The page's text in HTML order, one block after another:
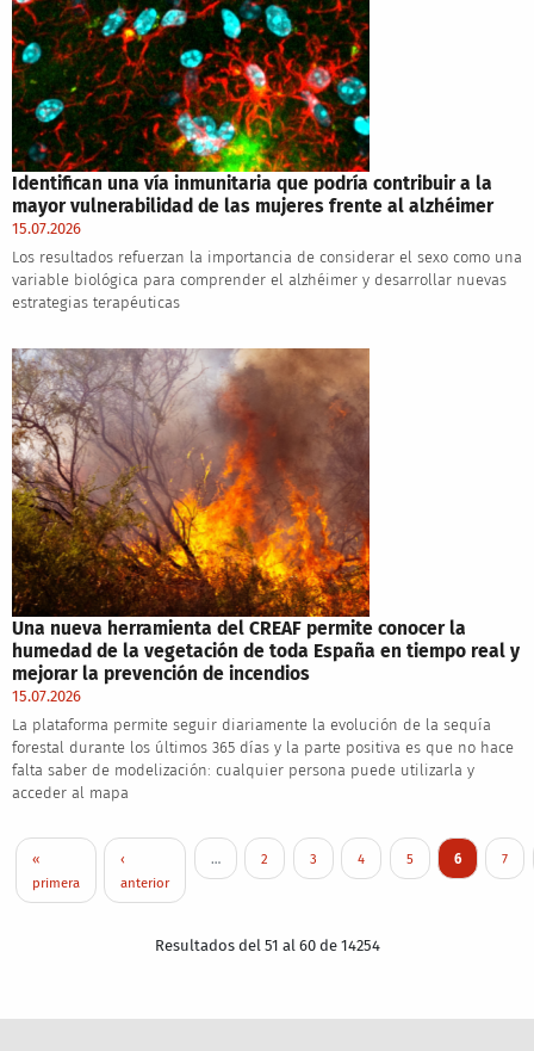
Identifican una vía inmunitaria que podría contribuir a la
mayor vulnerabilidad de las mujeres frente al alzhéimer
15.07.2026
Los resultados refuerzan la importancia de considerar el sexo como una
variable biológica para comprender el alzhéimer y desarrollar nuevas
estrategias terapéuticas
Una nueva herramienta del CREAF permite conocer la
humedad de la vegetación de toda España en tiempo real y
mejorar la prevención de incendios
15.07.2026
La plataforma permite seguir diariamente la evolución de la sequía
forestal durante los últimos 365 días y la parte positiva es que no hace
falta saber de modelización: cualquier persona puede utilizarla y
acceder al mapa
Paginación
Primera página
«
primera
Página anterior
‹
anterior
… Page
2 Page
3 Page
4 Page
5 Página actual
6 Page
7
Resultados del 51 al 60 de 14254